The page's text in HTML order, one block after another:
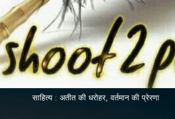
साहित्य : अतीत की धरोहर, वर्तमान की प्रेरणा